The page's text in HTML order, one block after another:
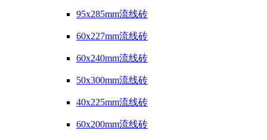
95x285mm流线砖
60x227mm流线砖
60x240mm流线砖
50x300mm流线砖
40x225mm流线砖
60x200mm流线砖